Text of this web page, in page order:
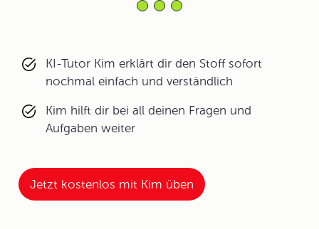
KI-Tutor Kim erklärt dir den Stoff sofort
nochmal einfach und verständlich
Kim hilft dir bei all deinen Fragen und
Aufgaben weiter
Jetzt kostenlos mit Kim üben